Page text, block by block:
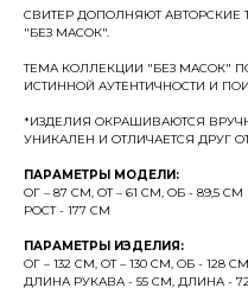
СВИТЕР ДОПОЛНЯЮТ АВТОРСКИЕ
"БЕЗ МАСОК".
ТЕМА КОЛЛЕКЦИИ "БЕЗ МАСОК"
ИСТИННОЙ АУТЕНТИЧНОСТИ И
*ИЗДЕЛИЯ ОКРАШИВАЮТСЯ
УНИКАЛЕН И ОТЛИЧАЕТСЯ ДРУГ
ПАРАМЕТРЫ МОДЕЛИ:
ОГ – 87 СМ, ОТ – 61 СМ, ОБ - 89,5 СМ
РОСТ - 177 СМ
ПАРАМЕТРЫ ИЗДЕЛИЯ:
ОГ – 132 СМ, ОТ – 130 СМ, ОБ - 128 СМ
ДЛИНА РУКАВА - 55 СМ, ДЛИНА -